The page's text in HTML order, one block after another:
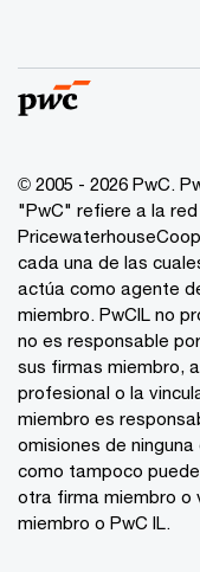
© 2005 - 2026 PwC.
"PwC" refiere a la
cada una de las
actúa como agente
miembro. PwCIL no
no es responsable
sus firmas miembro,
profesional o la
miembro es
omisiones de
como tampoco
otra firma miembro o
miembro o PwC IL.